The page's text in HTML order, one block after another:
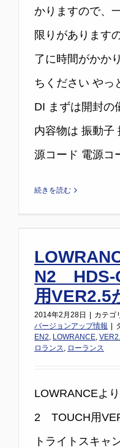
かりますので、
限りがあります
了に時間がかか
ちください や
DI まずは開封の
内容物は 振動子
源コード 電源コ
続きを読む
N2 HDS-
用VER2.5
2014年2月28日 カテゴ
バージョンアップ情報
EN2, LOWRANCE,
ロランス, ローランス
LOWRANCEよ
2 TOUCH用
トライトスキ